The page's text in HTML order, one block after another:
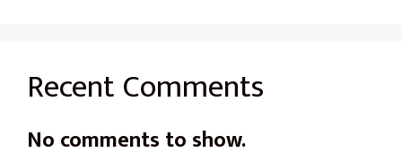
Recent Comments
No comments to show.